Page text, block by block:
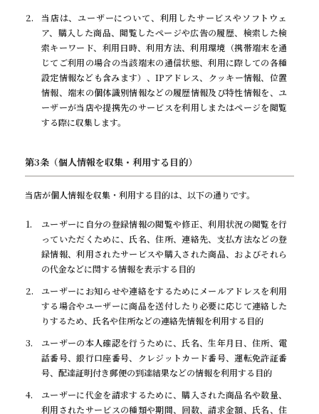
Instagramはこちら
Instagram
ネット予約（auto reserve）
auto reserve
当店は、ユーザーについて、利用したサービスやソフトウェ
ア、購入した商品、閲覧したページや広告の履歴、検索した検
索キーワード、利用日時、利用方法、利用環境（携帯端末を通
じてご利用の場合の当該端末の通信状態、利用に際しての各種
設定情報なども含みます）、IPアドレス、クッキー情報、位置
情報、端末の個体識別情報などの履歴情報及び特性情報を、ユ
ーザーが当店や提携先のサービスを利用しまたはページを閲覧
する際に収集します。
第3条（個人情報を収集・利用する目的）
当店が個人情報を収集・利用する目的は、以下の通りです。
ユーザーに自分の登録情報の閲覧や修正、利用状況の閲覧を行
っていただくために、氏名、住所、連絡先、支払方法などの登
録情報、利用されたサービスや購入された商品、およびそれら
の代金などに関する情報を表示する目的
ユーザーにお知らせや連絡をするためにメールアドレスを利用
する場合やユーザーに商品を送付したり必要に応じて連絡した
りするため、氏名や住所などの連絡先情報を利用する目的
ユーザーの本人確認を行うために、氏名、生年月日、住所、電
話番号、銀行口座番号、クレジットカード番号、運転免許証番
号、配達証明付き郵便の到達結果などの情報を利用する目的
ユーザーに代金を請求するために、購入された商品名や数量、
利用されたサービスの種類や期間、回数、請求金額、氏名、住